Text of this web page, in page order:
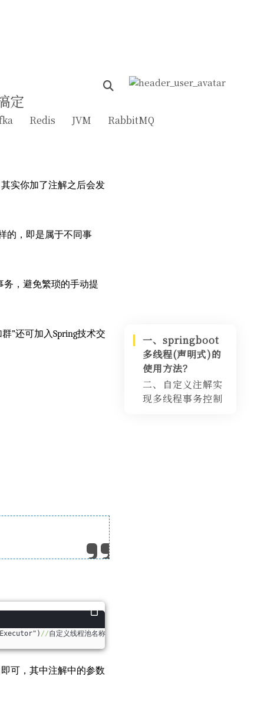
Redis JVM
RabbitMQ
定
实你加了注解之后会发
的，即是属于不同事
务，避免繁琐的手动提
”还可加入Spring技术交
//自定义线程池名称    public ThreadPoolTaskExecutor
即可，其中注解中的参数
一、springboot
多线程(声明式)的
使用方法？
二、自定义注解实
现多线程事务控制